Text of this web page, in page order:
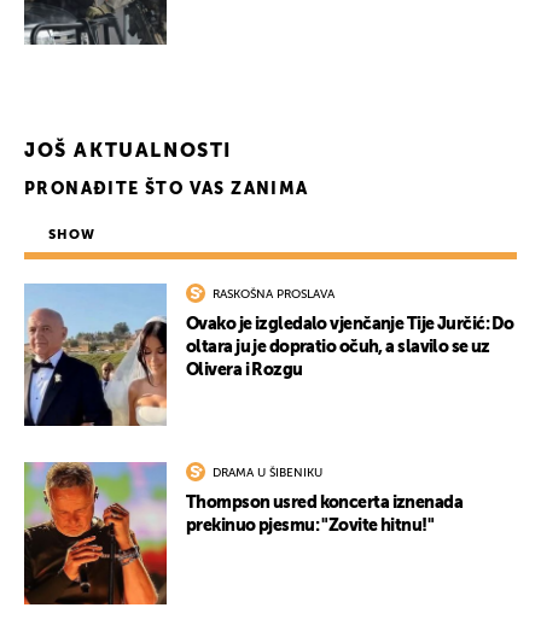
JOŠ AKTUALNOSTI
PRONAĐITE ŠTO VAS ZANIMA
SHOW
RASKOŠNA PROSLAVA
Ovako je izgledalo vjenčanje Tije Jurčić: Do
oltara ju je dopratio očuh, a slavilo se uz
Olivera i Rozgu
DRAMA U ŠIBENIKU
Thompson usred koncerta iznenada
prekinuo pjesmu: "Zovite hitnu!"